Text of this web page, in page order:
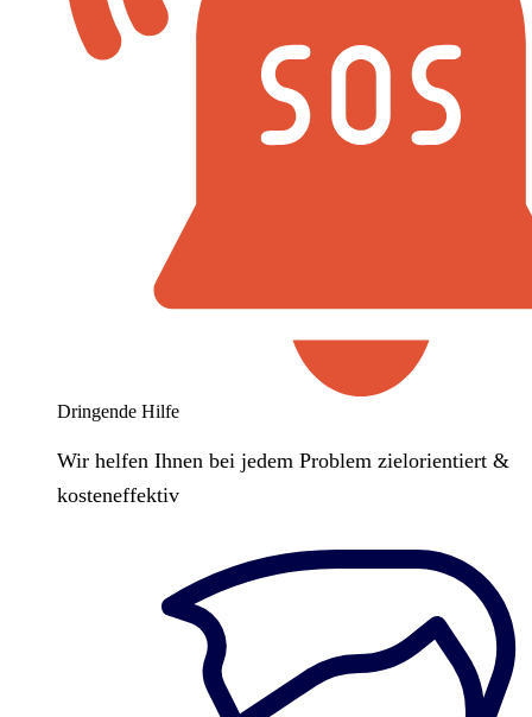
Dringende Hilfe
Wir helfen Ihnen bei jedem Problem zielorientiert &
kosteneffektiv